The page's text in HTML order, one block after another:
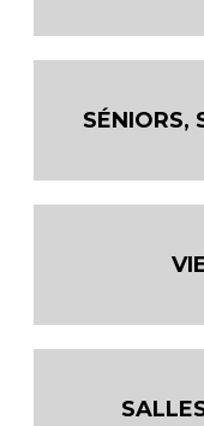
SÉNIORS,